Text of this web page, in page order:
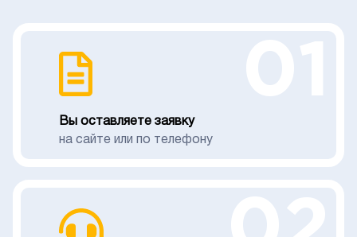
Вы оставляете заявку
на сайте или по телефону